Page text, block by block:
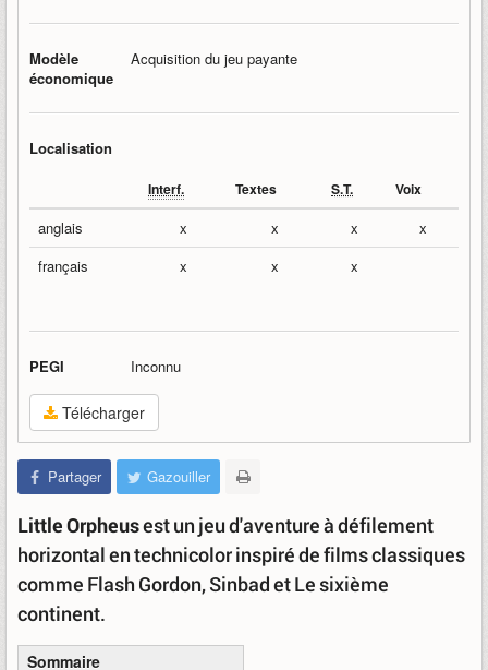
Modèle
économique
Acquisition du jeu payante
Localisation
Interf. Textes S.T. Voix
anglais x x x
x
français
x x x
PEGI Inconnu
Télécharger
Partager Gazouiller
Little Orpheusest un jeu d'aventure à défilement
horizontal en technicolor inspiré de films classiques
comme Flash Gordon, Sinbad et Le sixième
continent.
Sommaire